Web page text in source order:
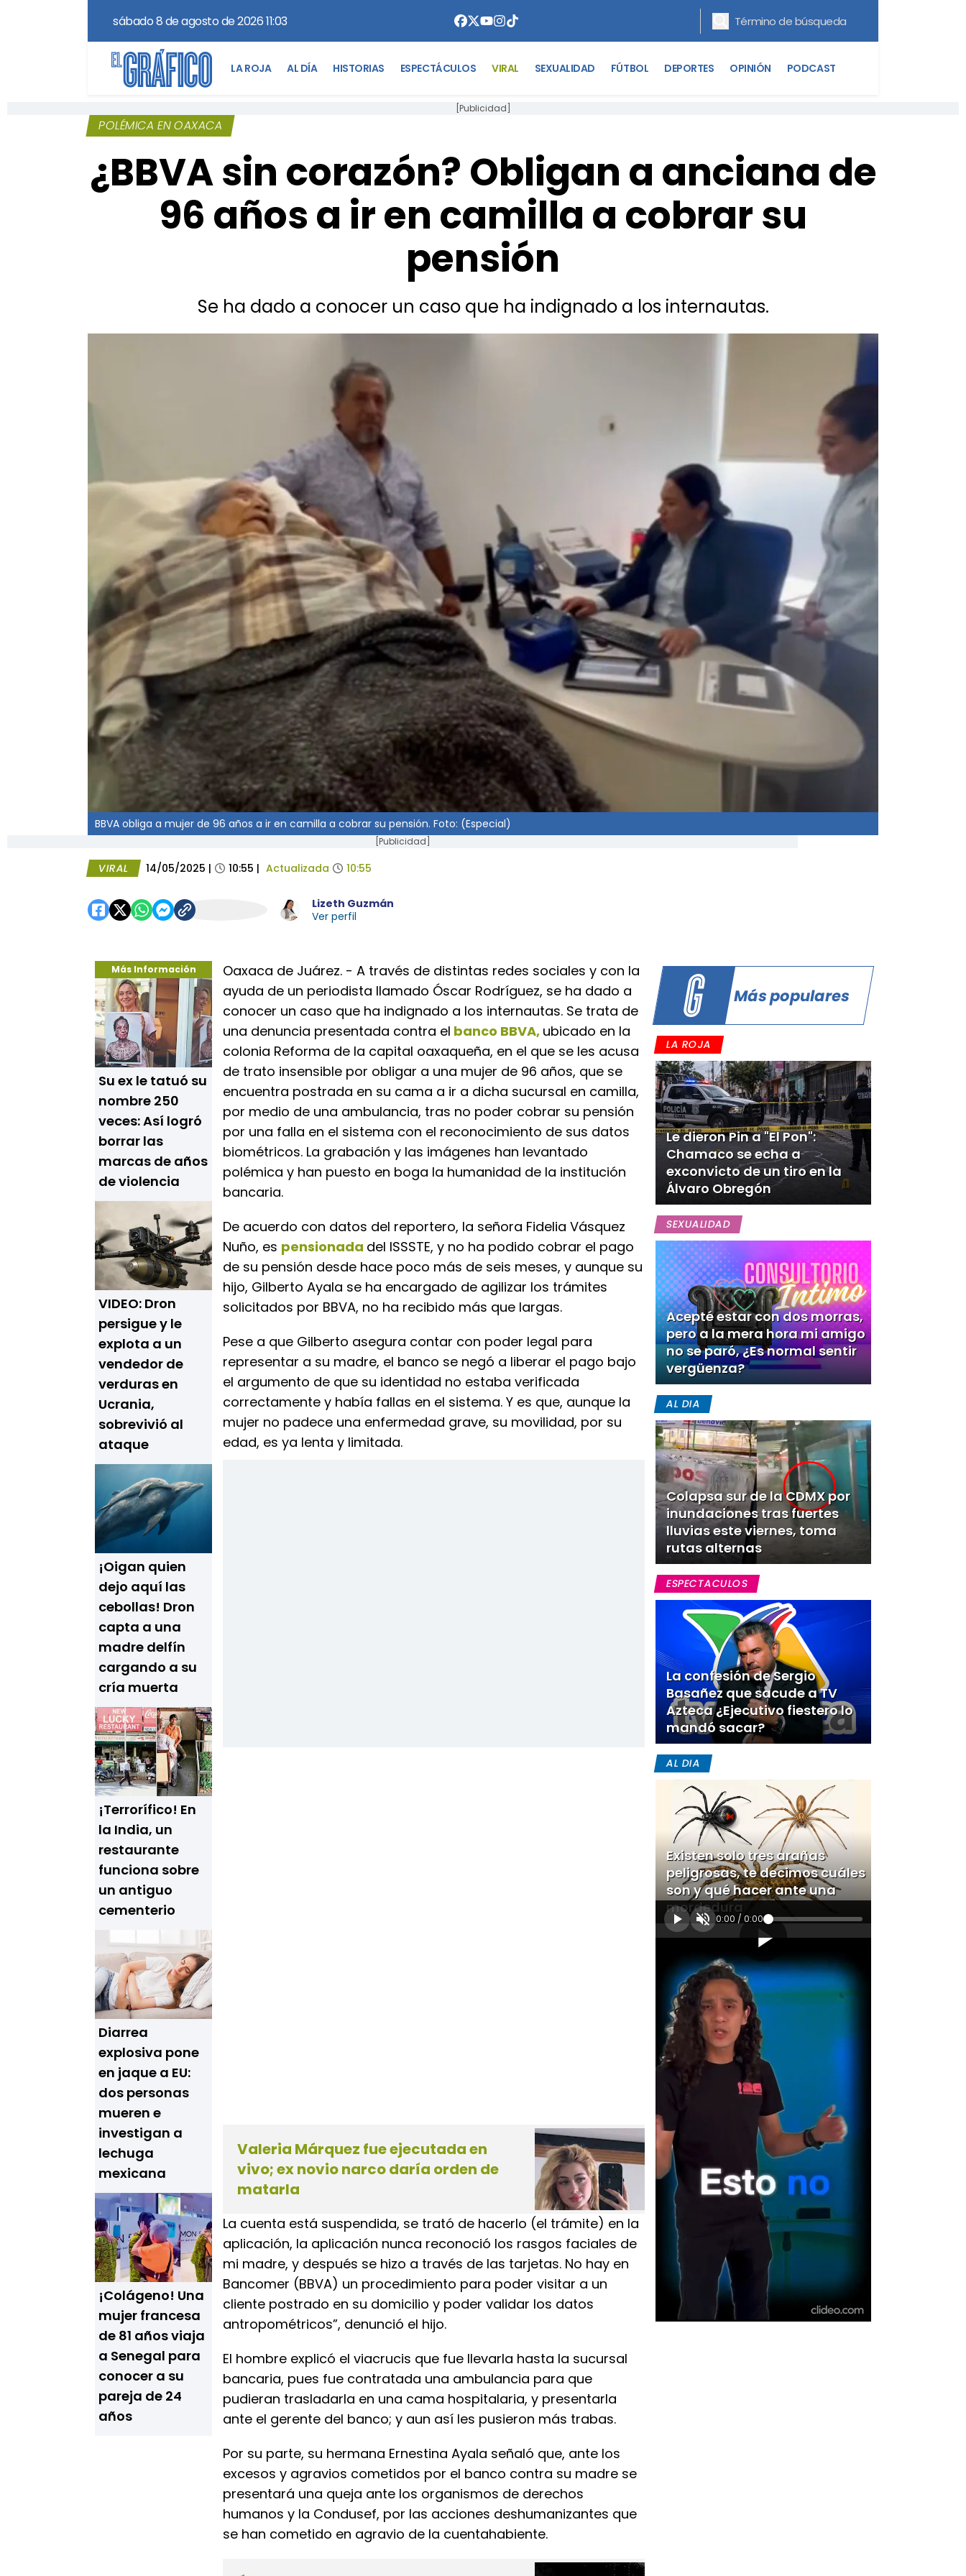
sábado 8 de agosto de 2026 11:03
LA ROJA AL DÍA HISTORIAS ESPECTÁCULOS VIRAL SEXUALIDAD FÚTBOL DEPORTES OPINIÓN PODCAST
[Publicidad]
POLÉMICA EN OAXACA
¿BBVA sin corazón? Obligan a anciana de
96 años a ir en camilla a cobrar su
pensión
Se ha dado a conocer un caso que ha indignado a los internautas.
BBVA obliga a mujer de 96 años a ir en camilla a cobrar su pensión. Foto: (Especial)
[Publicidad]
VIRAL 14/05/2025 | 10:55 | Actualizada 10:55
Lizeth Guzmán
Ver perfil
Más Información
Su ex le tatuó su
nombre 250
veces: Así logró
borrar las
marcas de años
de violencia
VIDEO: Dron
persigue y le
explota a un
vendedor de
verduras en
Ucrania,
sobrevivió al
ataque
¡Oigan quien
dejo aquí las
cebollas! Dron
capta a una
madre delfín
cargando a su
cría muerta
¡Terrorífico! En
la India, un
restaurante
funciona sobre
un antiguo
cementerio
Diarrea
explosiva pone
en jaque a EU:
dos personas
mueren e
investigan a
lechuga
mexicana
¡Colágeno! Una
mujer francesa
de 81 años viaja
a Senegal para
conocer a su
pareja de 24
años
Oaxaca de Juárez. - A través de distintas redes sociales y con la
ayuda de un periodista llamado Óscar Rodríguez, se ha dado a
conocer un caso que ha indignado a los internautas. Se trata de
una denuncia presentada contra el banco BBVA, ubicado en la
colonia Reforma de la capital oaxaqueña, en el que se les acusa
de trato insensible por obligar a una mujer de 96 años, que se
encuentra postrada en su cama a ir a dicha sucursal en camilla,
por medio de una ambulancia, tras no poder cobrar su pensión
por una falla en el sistema con el reconocimiento de sus datos
biométricos. La grabación y las imágenes han levantado
polémica y han puesto en boga la humanidad de la institución
bancaria.
De acuerdo con datos del reportero, la señora Fidelia Vásquez
Nuño, es pensionada del ISSSTE, y no ha podido cobrar el pago
de su pensión desde hace poco más de seis meses, y aunque su
hijo, Gilberto Ayala se ha encargado de agilizar los trámites
solicitados por BBVA, no ha recibido más que largas.
Pese a que Gilberto asegura contar con poder legal para
representar a su madre, el banco se negó a liberar el pago bajo
el argumento de que su identidad no estaba verificada
correctamente y había fallas en el sistema. Y es que, aunque la
mujer no padece una enfermedad grave, su movilidad, por su
edad, es ya lenta y limitada.
Valeria Márquez fue ejecutada en
vivo; ex novio narco daría orden de
matarla
La cuenta está suspendida, se trató de hacerlo (el trámite) en la
aplicación, la aplicación nunca reconoció los rasgos faciales de
mi madre, y después se hizo a través de las tarjetas. No hay en
Bancomer (BBVA) un procedimiento para poder visitar a un
cliente postrado en su domicilio y poder validar los datos
antropométricos”, denunció el hijo.
El hombre explicó el viacrucis que fue llevarla hasta la sucursal
bancaria, pues fue contratada una ambulancia para que
pudieran trasladarla en una cama hospitalaria, y presentarla
ante el gerente del banco; y aun así les pusieron más trabas.
Por su parte, su hermana Ernestina Ayala señaló que, ante los
excesos y agravios cometidos por el banco contra su madre se
presentará una queja ante los organismos de derechos
humanos y la Condusef, por las acciones deshumanizantes que
se han cometido en agravio de la cuentahabiente.
Más populares
LA ROJA
Le dieron Pin a "El Pon":
Chamaco se echa a
exconvicto de un tiro en la
Álvaro Obregón
SEXUALIDAD
Acepté estar con dos morras,
pero a la mera hora mi amigo
no se paró, ¿Es normal sentir
vergüenza?
AL DIA
Colapsa sur de la CDMX por
inundaciones tras fuertes
lluvias este viernes, toma
rutas alternas
ESPECTACULOS
La confesión de Sergio
Basañez que sacude a TV
Azteca ¿Ejecutivo fiestero lo
mandó sacar?
AL DIA
Existen solo tres arañas
peligrosas, te decimos cuáles
son y qué hacer ante una
mordedura
0:00 / 0:00
[Publicidad]